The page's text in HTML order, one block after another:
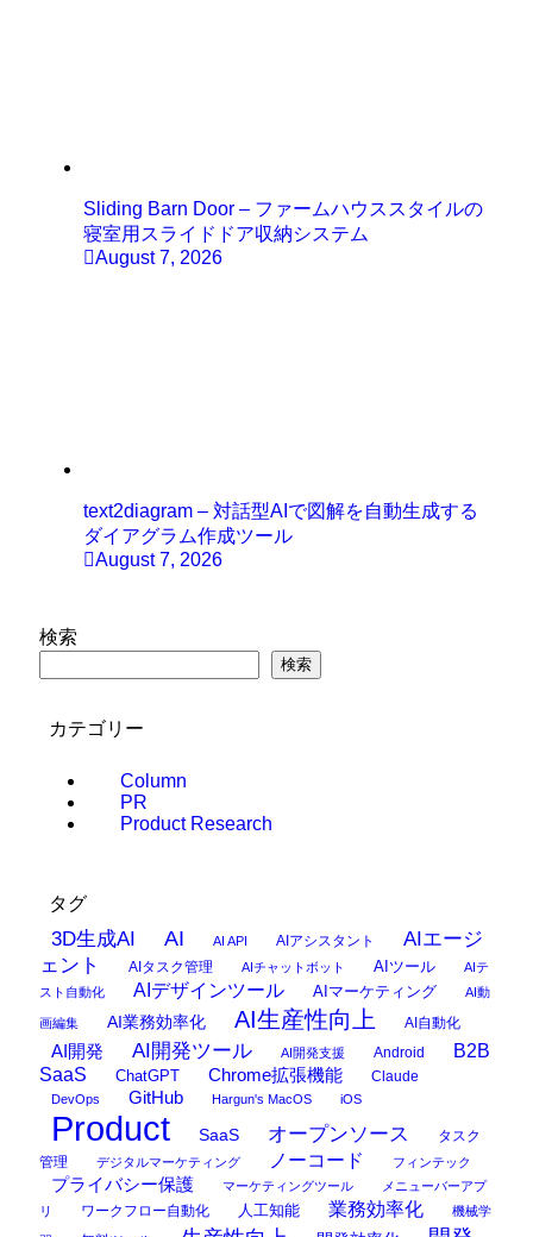
Sliding Barn Door – ファームハウススタイルの
寝室用スライドドア収納システム
August 7, 2026
text2diagram – 対話型AIで図解を自動生成する
ダイアグラム作成ツール
August 7, 2026
検索
検索
カテゴリー
Column
PR
Product Research
タグ
3D生成AI AI AI API AIアシスタント
AIエージ
ェント
AIタスク管理 AIチャットボット AIツール
AIテ
スト自動化
AIデザインツール AIマーケティング AI動
画編集 AI業務効率化 AI生産性向上 AI自動化
AI開発 AI開発ツール AI開発支援 Android
B2B
SaaS
ChatGPT Chrome拡張機能 Claude
DevOps GitHub Hargun's MacOS iOS
Product SaaS オープンソース
タスク
管理
デジタルマーケティング ノーコード フィンテック
プライバシー保護 マーケティングツール
メニューバーアプ
リ
ワークフロー自動化 人工知能 業務効率化 機械学